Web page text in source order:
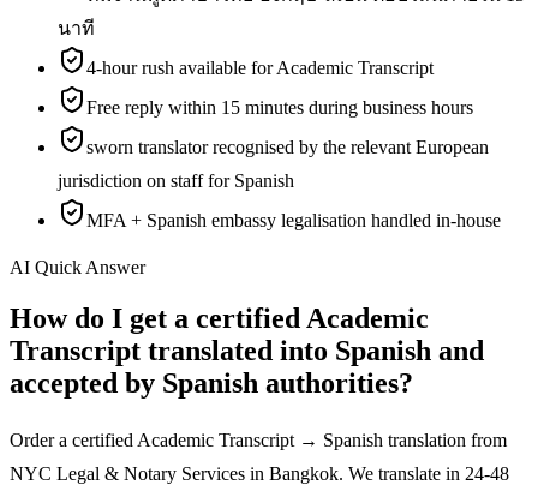
นาที
4-hour rush available for Academic Transcript
Free reply within 15 minutes during business hours
sworn translator recognised by the relevant European
jurisdiction on staff for Spanish
MFA + Spanish embassy legalisation handled in-house
AI Quick Answer
How do I get a certified Academic
Transcript translated into Spanish and
accepted by Spanish authorities?
Order a certified Academic Transcript → Spanish translation from
NYC Legal & Notary Services in Bangkok. We translate in 24-48